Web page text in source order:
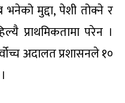
भनेको मुद्दा, पेशी तोक्ने र
प्राथमिकतामा परेन ।
अदालत प्रशासनले १०